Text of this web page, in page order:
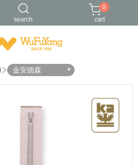
search
金安德森 青少/女襪
0
cart
金安德森